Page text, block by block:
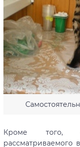
Кроме того,
рассматриваемого